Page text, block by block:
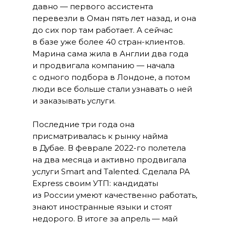
давно — первого ассистента
перевезли в Оман пять лет назад, и она
до сих пор там работает. А сейчас
в базе уже более 40 стран-клиентов.
Марина сама жила в Англии два года
и продвигала компанию — начала
с одного подбора в Лондоне, а потом
люди все больше стали узнавать о ней
и заказывать услуги.
Последние три года она
присматривалась к рынку найма
в Дубае. В феврале 2022-го полетела
на два месяца и активно продвигала
услуги Smart and Talented. Сделала PA
Express своим УТП: кандидаты
из России умеют качественно работать,
знают иностранные языки и стоят
недорого. В итоге за апрель — май